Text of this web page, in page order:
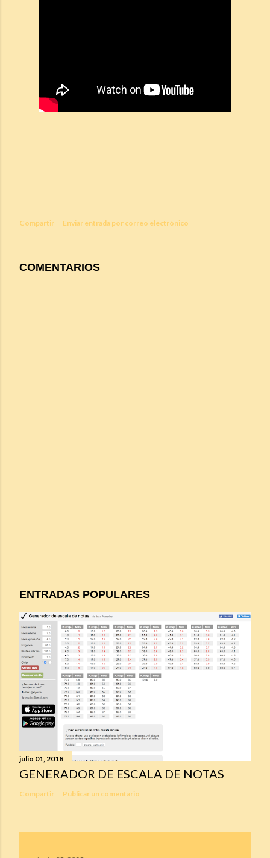
Compartir Enviar entrada por correo electrónico
COMENTARIOS
ENTRADAS POPULARES
julio 01, 2018
GENERADOR DE ESCALA DE NOTAS
Compartir Publicar un comentario